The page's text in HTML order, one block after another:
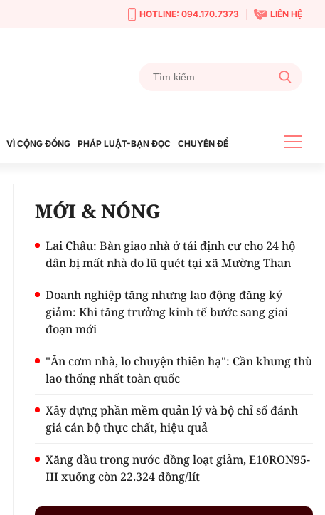
HOTLINE: 094.170.7373 LIÊN HỆ
VÌ CỘNG ĐỒNG PHÁP LUẬT-BẠN ĐỌC CHUYÊN ĐỀ
MỚI & NÓNG
Lai Châu: Bàn giao nhà ở tái định cư cho 24 hộ
dân bị mất nhà do lũ quét tại xã Mường Than
Doanh nghiệp tăng nhưng lao động đăng ký
giảm: Khi tăng trưởng kinh tế bước sang giai
đoạn mới
"Ăn cơm nhà, lo chuyện thiên hạ": Cần khung thù
lao thống nhất toàn quốc
Xây dựng phần mềm quản lý và bộ chỉ số đánh
giá cán bộ thực chất, hiệu quả
Xăng dầu trong nước đồng loạt giảm, E10RON95-
III xuống còn 22.324 đồng/lít